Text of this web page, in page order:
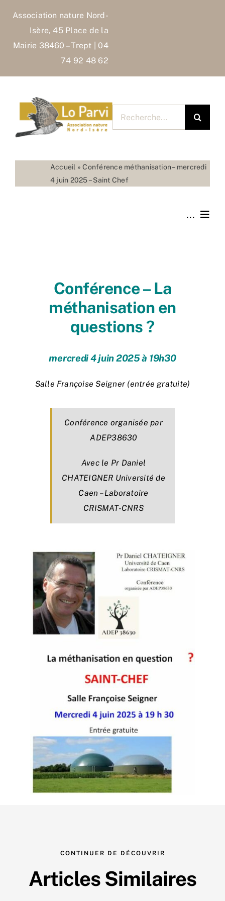
Association nature Nord-
Isère, 45 Place de la
Mairie 38460 – Trept | 04
74 92 48 62
Accueil »Conférence méthanisation – mercredi
4 juin 2025 – Saint Chef
...
Nous rejoindre
Connaître & Protéger
Nos actions
Ressources
Conférence – La
méthanisation en
questions ?
mercredi 4 juin 2025 à 19h30
Salle Françoise Seigner (entrée gratuite)
Conférence organisée par
ADEP38630
Avec le Pr Daniel
CHATEIGNER Université de
Caen – Laboratoire
CRISMAT-CNRS
CONTINUER DE DÉCOUVRIR
Articles Similaires